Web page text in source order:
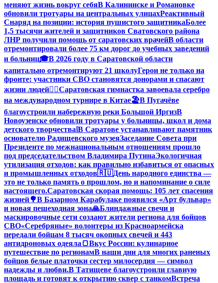
меняют жизнь вокруг себяВ Калининске и Романовке
обновили тротуары на центральных улицахРеактивный
Снаряд на позиции: история пушистого защитникаБолее
1,5 тысячи жителей и защитников Сватовского района
ЛНР получили помощь от саратовских врачейВ области
отремонтировали более 75 км дорог до учебных заведений
и больниц🎓В 2026 году в Саратовской области
капитально отремонтируют 21 школуГерои не только на
фронте: участники СВО становятся донорами и спасают
жизни людей🤸‍♀️Саратовская гимнастка завоевала серебро
на международном турнире в Китае🏖В Пугачёве
благоустроили набережную реки Большой ИргизВ
Новоузенске обновили тротуары у больницы, школ и дома
детского творчества❕В Саратове устанавливают памятник
основателю Радищевского музеяЗаседание Совета при
Президенте по межнациональным отношениям прошло
под председательством Владимира ПутинаЭкологичная
утилизация отходов: как правильно избавиться от опасных
и промышленных отходов🇷🇺День народного единства —
это не только память о прошлом, но и напоминание о силе
настоящего.Саратовская скорая помощь: 105 лет спасения
жизней🌳В Базарном Карабулаке появился «Арт бульвар»
и новая пешеходная зона🙏Блиндажные свечи и
маскировочные сети создают жители региона для бойцов
СВО«Серебряные» волонтеры из Красноармейска
передали бойцам 8 тысяч окопных свечей и 443
антидроновых одеяла 🍞Вкус России: кулинарное
путешествие по регионамВ наши дни для многих раненых
бойцов белые платочки сестер милосердия — символ
надежды и любви.В Татищеве благоустроили главную
площадь и готовят к открытию сквер с танкомВстреча